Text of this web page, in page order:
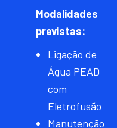
Modalidades
previstas:
Ligação de
Água PEAD
com
Eletrofusão
Manutenção